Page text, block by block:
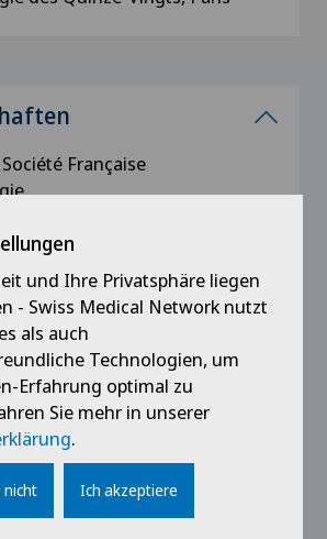
Française
Society of Cataract and
Power Club
Medical Council (GMC, UK)
und Ihre Privatsphäre liegen
- Swiss Medical Network nutzt
als auch
Technologien, um
Erfahrung optimal zu
Sie mehr in unserer
.
nicht Ich akzeptiere